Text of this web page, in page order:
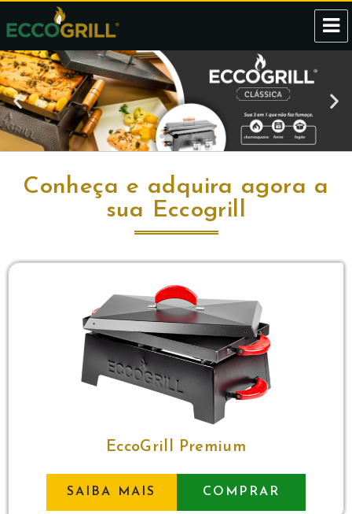
Eccogrill
Conheça e adquira agora a
sua Eccogrill
EccoGrill Premium
SAIBA MAIS COMPRAR